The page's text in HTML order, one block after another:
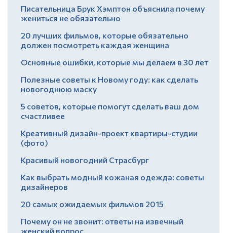
Писательница Брук Хэмптон объяснила почему
жениться не обязательно
20 лучших фильмов, которые обязательно
должен посмотреть каждая женщина
Основные ошибки, которые мы делаем в 30 лет
Полезные советы к Новому году: как сделать
новогоднюю маску
5 советов, которые помогут сделать ваш дом
счастливее
Креативный дизайн-проект квартиры-студии
(фото)
Красивый новогодний Страсбург
Как выбрать модный кожаная одежда: советы
дизайнеров
20 самых ожидаемых фильмов 2015
Почему он не звонит: ответы на извечный
женский вопрос